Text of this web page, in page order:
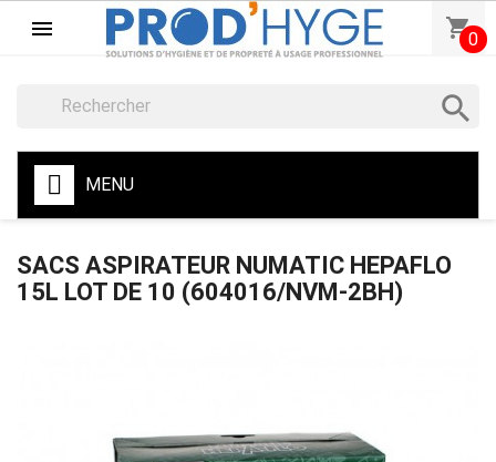
 shopping_cart0

MENU
SACS ASPIRATEUR NUMATIC HEPAFLO
15L LOT DE 10 (604016/NVM-2BH)